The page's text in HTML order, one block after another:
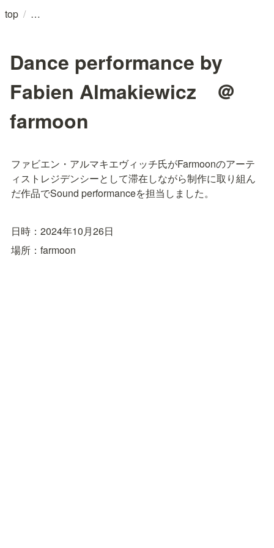
top /
Dance performance by
Fabien Almakiewicz ＠
farmoon
ファビエン・アルマキエヴィッチ氏がFarmoonのアーテ
ィストレジデンシーとして滞在しながら制作に取り組ん
だ作品でSound performanceを担当しました。
日時：2024年10月26日
場所：farmoon